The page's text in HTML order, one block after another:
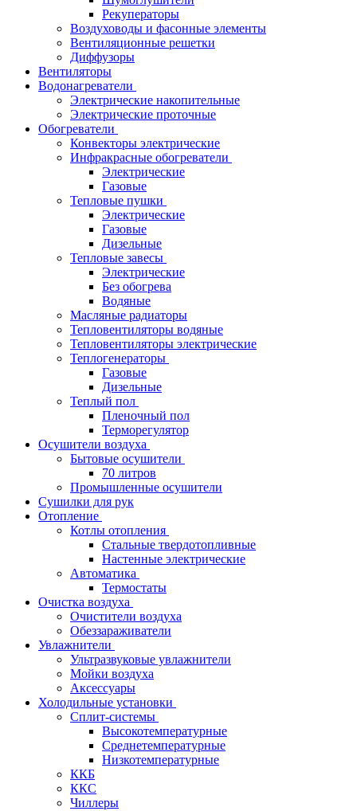
Рекуператоры
Воздуховоды и фасонные элементы
Вентиляционные решетки
Диффузоры
Вентиляторы
Водонагреватели
Электрические накопительные
Электрические проточные
Обогреватели
Конвекторы электрические
Инфракрасные обогреватели
Электрические
Газовые
Тепловые пушки
Электрические
Газовые
Дизельные
Тепловые завесы
Электрические
Без обогрева
Водяные
Масляные радиаторы
Тепловентиляторы водяные
Тепловентиляторы электрические
Теплогенераторы
Газовые
Дизельные
Теплый пол
Пленочный пол
Терморегулятор
Осушители воздуха
Бытовые осушители
70 литров
Промышленные осушители
Сушилки для рук
Отопление
Котлы отопления
Стальные твердотопливные
Настенные электрические
Автоматика
Термостаты
Очистка воздуха
Очистители воздуха
Обеззараживатели
Увлажнители
Ультразвуковые увлажнители
Мойки воздуха
Аксессуары
Холодильные установки
Сплит-системы
Высокотемпературные
Среднетемпературные
Низкотемпературные
ККБ
ККС
Чиллеры